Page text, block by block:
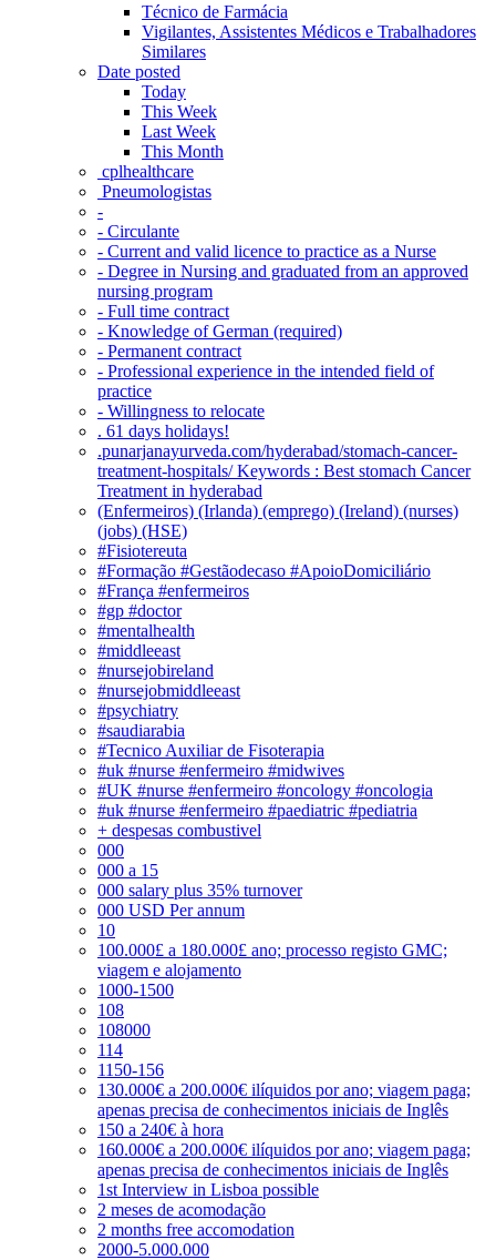
Técnico de Farmácia
Vigilantes, Assistentes Médicos e Trabalhadores
Similares
Date posted
Today
This Week
Last Week
This Month
‎ cplhealthcare‬
Pneumologistas
-
- Circulante
- Current and valid licence to practice as a Nurse
- Degree in Nursing and graduated from an approved
nursing program
- Full time contract
- Knowledge of German (required)
- Permanent contract
- Professional experience in the intended field of
practice
- Willingness to relocate
. 61 days holidays!
.punarjanayurveda.com/hyderabad/stomach-cancer-
treatment-hospitals/ Keywords : Best stomach Cancer
Treatment in hyderabad
(Enfermeiros) (Irlanda) (emprego) (Ireland) (nurses)
(jobs) (HSE)
#Fisiotereuta
#Formação #Gestãodecaso #ApoioDomiciliário
#França #enfermeiros
#gp #doctor
#mentalhealth
#middleeast
#nursejobireland
#nursejobmiddleeast
#psychiatry
#saudiarabia
#Tecnico Auxiliar de Fisoterapia
#uk #nurse #enfermeiro #midwives
#UK #nurse #enfermeiro #oncology #oncologia
#uk #nurse #enfermeiro #paediatric #pediatria
+ despesas combustivel
000
000 a 15
000 salary plus 35% turnover
000 USD Per annum
10
100.000£ a 180.000£ ano; processo registo GMC;
viagem e alojamento
1000-1500
108
108000
114
1150-156
130.000€ a 200.000€ ilíquidos por ano; viagem paga;
apenas precisa de conhecimentos iniciais de Inglês
150 a 240€ à hora
160.000€ a 200.000€ ilíquidos por ano; viagem paga;
apenas precisa de conhecimentos iniciais de Inglês
1st Interview in Lisboa possible
2 meses de acomodação
2 months free accomodation
2000-5.000.000